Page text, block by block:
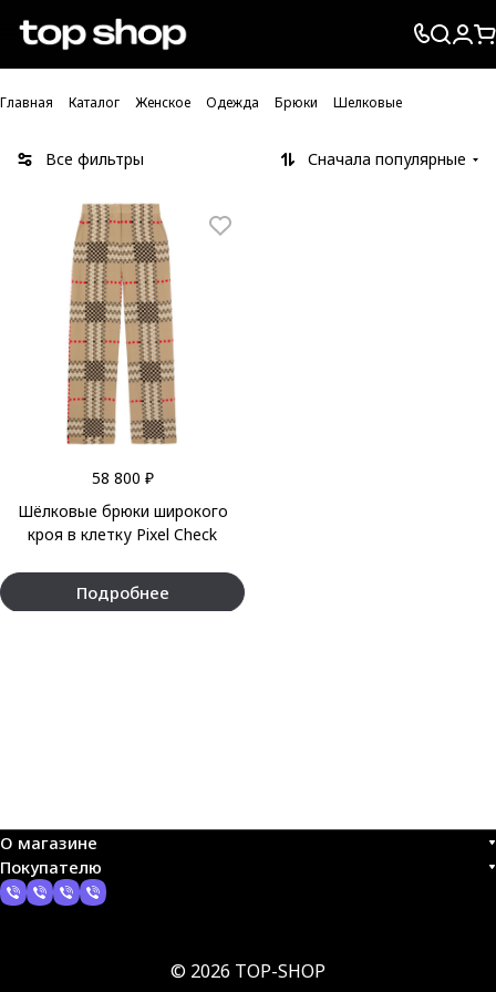
Проверка хлебных крошек
Главная Каталог Женское Одежда Брюки Шелковые
Все фильтры Сначала популярные
58 800 ₽
Шёлковые брюки широкого
кроя в клетку Pixel Check
Подробнее
О магазине
Покупателю
© 2026 TOP-SHOP